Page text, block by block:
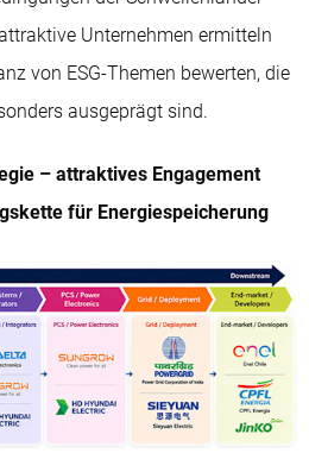
Unternehmen ermitteln
von ESG-Themen bewerten, die
ausgeprägt sind.
– attraktives Engagement
für Energiespeicherung